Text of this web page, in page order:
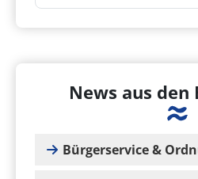
News aus den
Bürgerservice &